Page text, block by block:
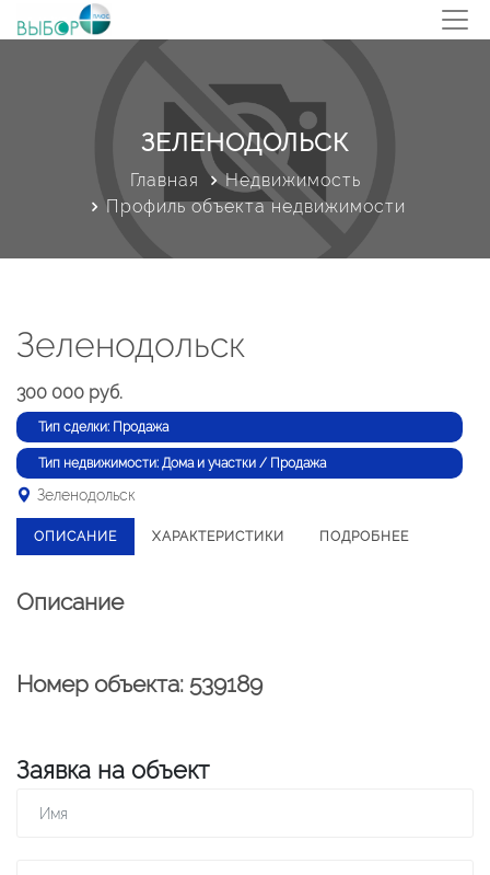
ЗЕЛЕНОДОЛЬСК
Главная
Недвижимость
Профиль объекта недвижимости
Зеленодольск
300 000 руб.
Тип сделки: Продажа
Тип недвижимости: Дома и участки / Продажа
Зеленодольск
ОПИСАНИЕ ХАРАКТЕРИСТИКИ ПОДРОБНЕЕ
Описание
Номер объекта: 539189
Заявка на объект